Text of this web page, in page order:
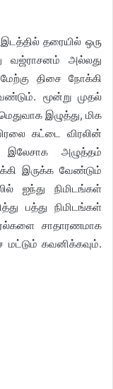
தரையில் ஒரு
வஜ்ராசனம் அல்லது
திசை நோக்கி
மூன்று முதல்
இழுத்து, மிக
கட்டை விரலின்
இலேசாக அழுத்தம்
இருக்க வேண்டும்
ஐந்து நிமிடங்கள்
பத்து நிமிடங்கள்
சாதாரணமாக
மட்டும் கவனிக்கவும்.